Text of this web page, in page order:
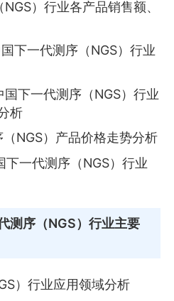
）行业各产品销售额、
下一代测序（NGS）行业
下一代测序（NGS）行业
析
NGS）产品价格走势分析
一代测序（NGS）行业
测序（NGS）行业主要
）行业应用领域分析